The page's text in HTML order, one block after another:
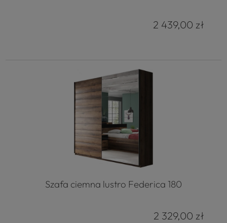
2 439,00 zł
Szafa ciemna lustro Federica 180
2 329,00 zł